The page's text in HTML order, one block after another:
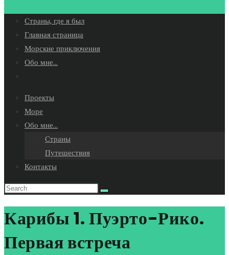
Страны, где я был
Главная страница
Морские приключения
Обо мне…
search
Проекты
Море
Обо мне…
Страны
Путешествия
Контакты
Карибы 1. Пуэрто-Рико.
Первая встреча